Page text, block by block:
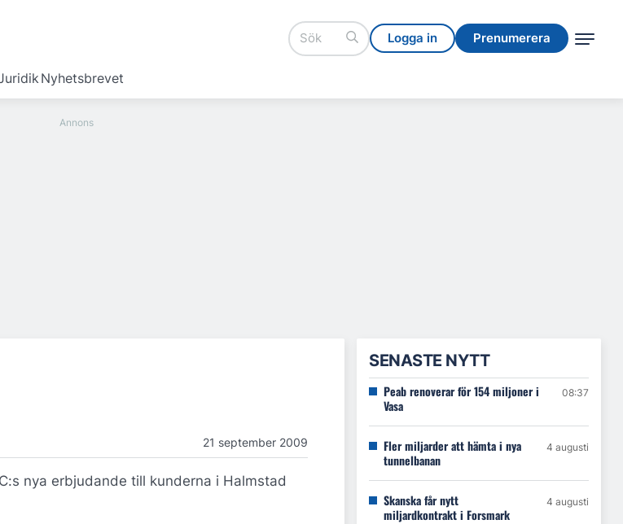
Logga in Prenumerera
Nyhetsbrevet
Logga in Prenumerera
21 september 2009
nya erbjudande till kunderna i Halmstad
SENASTE NYTT
Peab renoverar för 154 miljoner i
Vasa
08:37
Fler miljarder att hämta i nya
tunnelbanan
4 augusti
Skanska får nytt
miljardkontrakt i Forsmark
4 augusti